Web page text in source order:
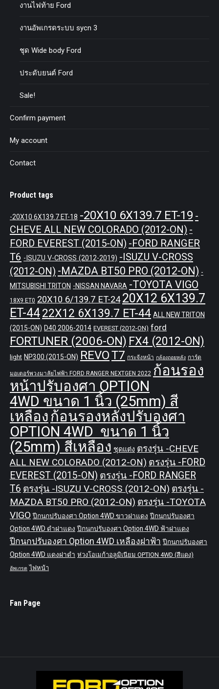
งานไฟท้าย Ford
งานอัพเกรดระบบ sycn 3
ชุด Wide body Ford
ประดับยนต์ Ford
Sale!
Confirm payment
My account
Contact
Product tags
-20X10 6X139.7 ET-18 -20X10 6X139.7 ET-19 -
CHEVE ALL NEW COLORADO (2012-ON) -
FORD EVEREST (2015-ON) -FORD RANGER
T6 -ISUZU V-CROSS (2012-2019) -ISUZU V-CROSS
(2012-ON) -MAZDA BT50 PRO (2012-ON) -
MITSUBISHI TRITON -NISSAN NAVARA -TOYOTA VIGO
18X9 ET0 20X10 6/139.7 ET-24 20X12 6X139.7
ET-4422X12 6X139.7 ET-44 ALL NEW TRITON
(2015-ON) D40 2006-2014 EVEREST (2012-ON) ford
FORTUNER (2006-ON) FX4 (2012-ON)
light NP300 (2015-ON) REVOT7 กระจังหน้า กล้องถอยหลัง การ์ด
มอเตอร์พวงมาลัยไฟฟ้า FORD RANGER NEXTGEN 2022 ก้อนรอง
หน้าปรับองศา OPTION
4WD ขนาด 1 นิ้ว (25mm) สี
เหลือง ก้อนรองหลังปรับองศา
OPTION 4WD ขนาด 1 นิ้ว
(25mm) สีเหลือง ชุดแต่ง ตรงรุ่น -CHEVE
ALL NEW COLORADO (2012-ON) ตรงรุ่น -FORD
EVEREST (2015-ON) ตรงรุ่น -FORD RANGER
T6 ตรงรุ่น -ISUZU V-CROSS (2012-ON) ตรงรุ่น -
MAZDA BT50 PRO (2012-ON) ตรงรุ่น -TOYOTA
VIGO ปีกนกปรับองศา Option 4WD ขาวฝาแดง ปีกนกปรับองศา
Option 4WD ดำฝาแดง ปีกนกปรับองศา Option 4WD ฟ้าฝาแดง
ปีกนกปรับองศา Option 4WD เหลืองฝาฟ้า ปีกนกปรับองศา
Option 4WD แดงฝาดำ ห่วงโอเมก้าอลูมิเนียม OPTION 4WD (สีแดง)
อัพเกรด ไฟหน้า
Fan Page